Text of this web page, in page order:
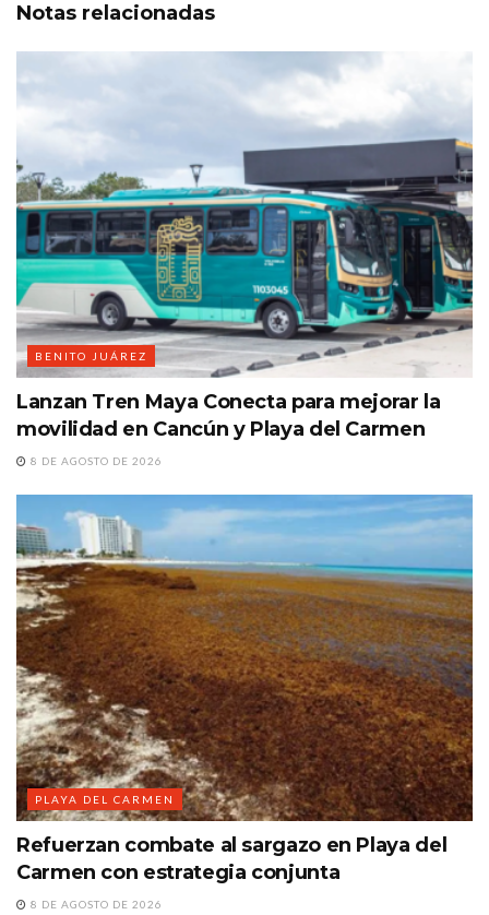
Notas relacionadas
BENITO JUÁREZ
Lanzan Tren Maya Conecta para mejorar la
movilidad en Cancún y Playa del Carmen
8 DE AGOSTO DE 2026
PLAYA DEL CARMEN
Refuerzan combate al sargazo en Playa del
Carmen con estrategia conjunta
8 DE AGOSTO DE 2026